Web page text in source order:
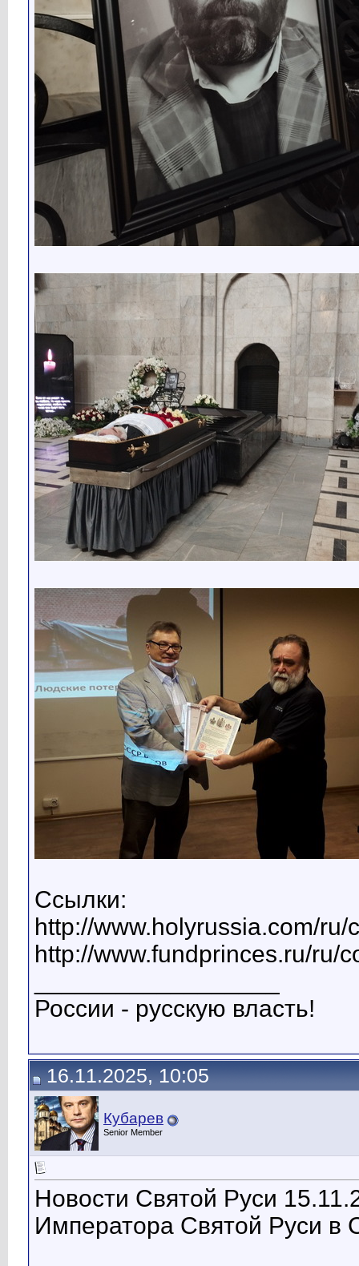
Ссылки:
http://www.holyrussia.com/ru/
http://www.fundprinces.ru/ru/
России - русскую власть!
16.11.2025, 10:05
Кубарев
Senior Member
Новости Святой Руси
Императора Святой Руси в